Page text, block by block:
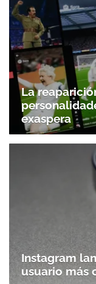
La
exaspera
Instagram
usuario más